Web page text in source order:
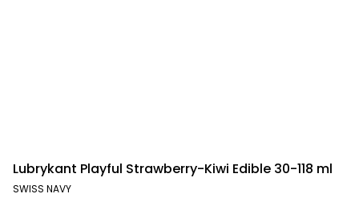
Lubrykant Playful Strawberry-Kiwi Edible 30-118 ml
SWISS NAVY